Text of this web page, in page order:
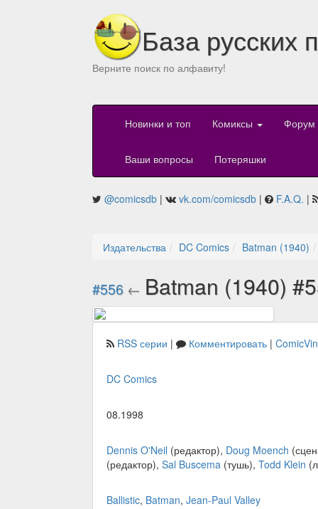
База русских
Верните поиск по алфавиту!
Новинки и топ Комиксы Форум
Ваши вопросы Потеряшки
@comicsdb | vk.com/comicsdb | F.A.Q. |
Издательства DC Comics Batman (1940)
#556 ← Batman (1940)
RSS серии | Комментировать |
DC Comics
08.1998
Dennis O'Neil (редактор), Doug Moench
(редактор), Sal Buscema (тушь), Todd Klein
Ballistic, Batman, Jean-Paul Valley